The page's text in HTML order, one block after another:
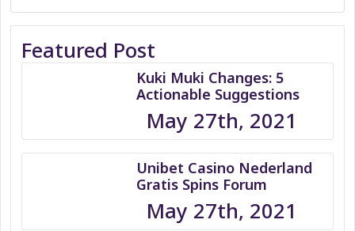
Featured Post
Kuki Muki Changes: 5
Actionable Suggestions
May 27th, 2021
Unibet Casino Nederland
Gratis Spins Forum
May 27th, 2021